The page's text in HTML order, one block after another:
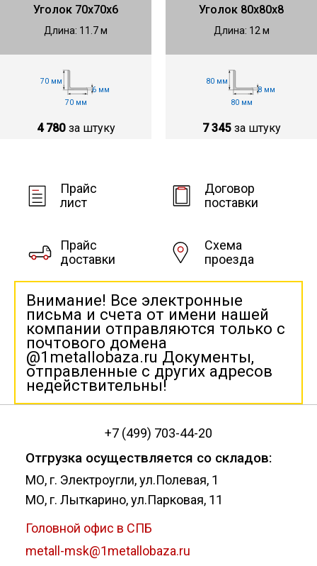
Уголок 70х70х6
Длина: 11.7 м
70 мм
70 мм
6 мм
4 780 за штуку
Уголок 80х80х8
Длина: 12 м
80 мм
80 мм
8 мм
7 345 за штуку
Прайс
лист
Договор
поставки
Прайс
доставки
Схема
проезда
Внимание! Все электронные
письма и счета от имени нашей
компании отправляются только с
почтового домена
@1metallobaza.ru Документы,
отправленные с других адресов
недействительны!
+7 (499) 703-44-20
Отгрузка осуществляется со складов:
МО, г. Электроугли, ул.Полевая, 1
МО, г. Лыткарино, ул.Парковая, 11
Головной офис в СПБ
metall-msk@1metallobaza.ru